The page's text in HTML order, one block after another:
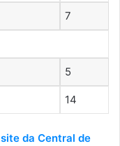
7
5
14
site da Central de